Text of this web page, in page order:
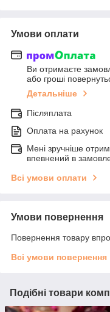
Умови оплати
Ви отримаєте
або гроші
Детальніше
Післяплата
Оплата на рахунок
Мені зручніше
впевнений в
Всі умови оплати
Умови повернення
Повернення товару
Всі умови повернення
Подібні товари